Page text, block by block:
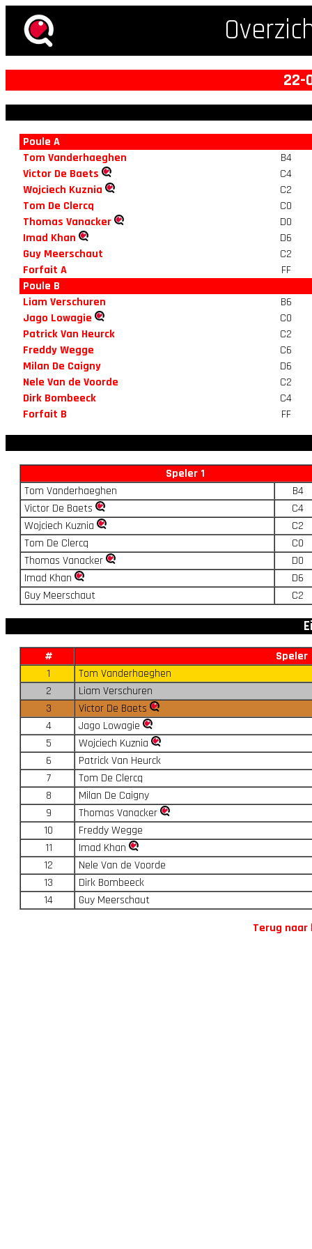
22-
Poule A
Tom Vanderhaeghen
B4
Victor De Baets
C4
Wojciech Kuznia
C2
Tom De Clercq
C0
Thomas Vanacker
D0
Imad Khan
D6
Guy Meerschaut
C2
Forfait A
FF
Poule B
Liam Verschuren
B6
Jago Lowagie
C0
Patrick Van Heurck
C2
Freddy Wegge
C6
Milan De Caigny
D6
Nele Van de Voorde
C2
Dirk Bombeeck
C4
Forfait B
FF
Speler 1
Tom Vanderhaeghen
B4
Victor De Baets
C4
Wojciech Kuznia
C2
Tom De Clercq
C0
Thomas Vanacker
D0
Imad Khan
D6
Guy Meerschaut
C2
#
Speler
1
Tom Vanderhaeghen
2
Liam Verschuren
3
Victor De Baets
4
Jago Lowagie
5
Wojciech Kuznia
6
Patrick Van Heurck
7
Tom De Clercq
8
Milan De Caigny
9
Thomas Vanacker
10
Freddy Wegge
11
Imad Khan
12
Nele Van de Voorde
13
Dirk Bombeeck
14
Guy Meerschaut
Terug